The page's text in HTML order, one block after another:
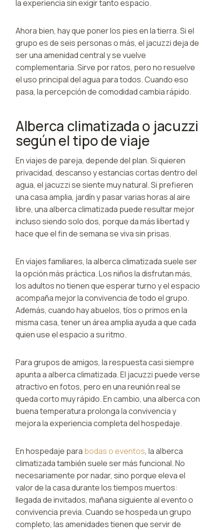
la experiencia sin exigir tanto espacio.
Ahora bien, hay que poner los pies en la tierra. Si el
grupo es de seis personas o más, el jacuzzi deja de
ser una amenidad central y se vuelve
complementaria. Sirve por ratos, pero no resuelve
el uso principal del agua para todos. Cuando eso
pasa, la percepción de comodidad cambia rápido.
Alberca climatizada o jacuzzi
según el tipo de viaje
En viajes de pareja, depende del plan. Si quieren
privacidad, descanso y estancias cortas dentro del
agua, el jacuzzi se siente muy natural. Si prefieren
una casa amplia, jardín y pasar varias horas al aire
libre, una alberca climatizada puede resultar mejor
incluso siendo solo dos, porque da más libertad y
hace que el fin de semana se viva sin prisas.
En viajes familiares, la alberca climatizada suele ser
la opción más práctica. Los niños la disfrutan más,
los adultos no tienen que esperar turno y el espacio
acompaña mejor la convivencia de todo el grupo.
Además, cuando hay abuelos, tíos o primos en la
misma casa, tener un área amplia ayuda a que cada
quien use el espacio a su ritmo.
Para grupos de amigos, la respuesta casi siempre
apunta a alberca climatizada. El jacuzzi puede verse
atractivo en fotos, pero en una reunión real se
queda corto muy rápido. En cambio, una alberca con
buena temperatura prolonga la convivencia y
mejora la experiencia completa del hospedaje.
En hospedaje para bodas o eventos, la alberca
climatizada también suele ser más funcional. No
necesariamente por nadar, sino porque eleva el
valor de la casa durante los tiempos muertos:
llegada de invitados, mañana siguiente al evento o
convivencia previa. Cuando se hospeda un grupo
completo, las amenidades tienen que servir de